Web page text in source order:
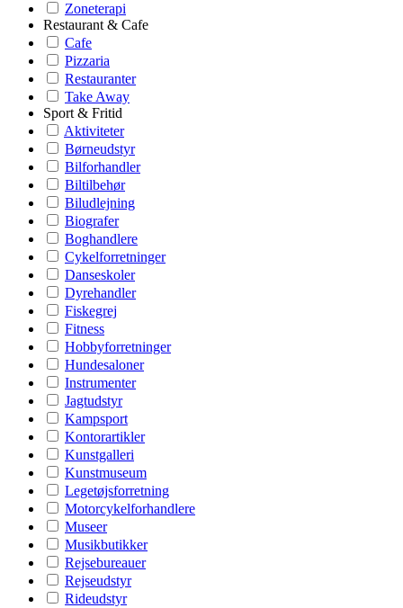
Zoneterapi
Restaurant & Cafe
Cafe
Pizzaria
Restauranter
Take Away
Sport & Fritid
Aktiviteter
Børneudstyr
Bilforhandler
Biltilbehør
Biludlejning
Biografer
Boghandlere
Cykelforretninger
Danseskoler
Dyrehandler
Fiskegrej
Fitness
Hobbyforretninger
Hundesaloner
Instrumenter
Jagtudstyr
Kampsport
Kontorartikler
Kunstgalleri
Kunstmuseum
Legetøjsforretning
Motorcykelforhandlere
Museer
Musikbutikker
Rejsebureauer
Rejseudstyr
Rideudstyr